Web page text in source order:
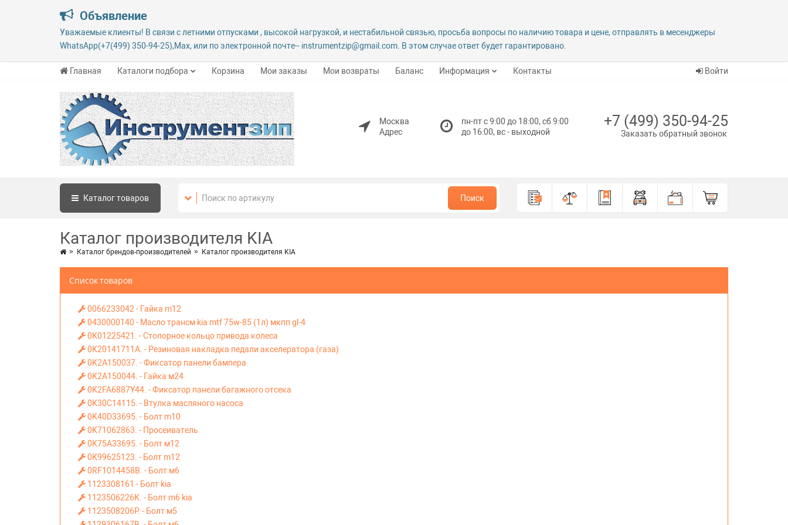
Объявление
Уважаемые клиенты! В связи с летними отпусками , высокой нагрузкой, и нестабильной связью, просьба вопросы по наличию товара и цене, отправлять в месенджеры
WhatsApp(+7(499) 350-94-25),Max, или по электронной почте-- instrumentzip@gmail.com. В этом случае ответ будет гарантировано.
Главная Каталоги подбора Корзина Мои заказы Мои возвраты Баланс Информация Контакты Войти
Москва
Адрес
пн-пт с 9:00 до 18:00, сб 9:00
до 16:00, вс - выходной
+7 (499) 350-94-25
Заказать обратный звонок
Каталогтоваров Поиск
Каталог производителя KIA
Каталог брендов-производителей Каталог производителя KIA
Список товаров
0066233042 - Гайка m12
0430000140 - Масло трансм kia mtf 75w-85 (1л) мкпп gl-4
0K01225421. - Стопорное кольцо привода колеса
0K20141711A. - Резиновая накладка педали акселератора (газа)
0K2A150037. - Фиксатор панели бампера
0K2A150044. - Гайка м24
0K2FA6887Y44. - Фиксатор панели багажного отсека
0K30C14115. - Втулка масляного насоса
0K40D33695. - Болт m10
0K71062863. - Просеиватель
0K75A33695. - Болт м12
0K99625123. - Болт m12
0RF1014458B. - Болт м6
1123308161 - Болт kia
1123506226K. - Болт m6 kia
1123508206P. - Болт м5